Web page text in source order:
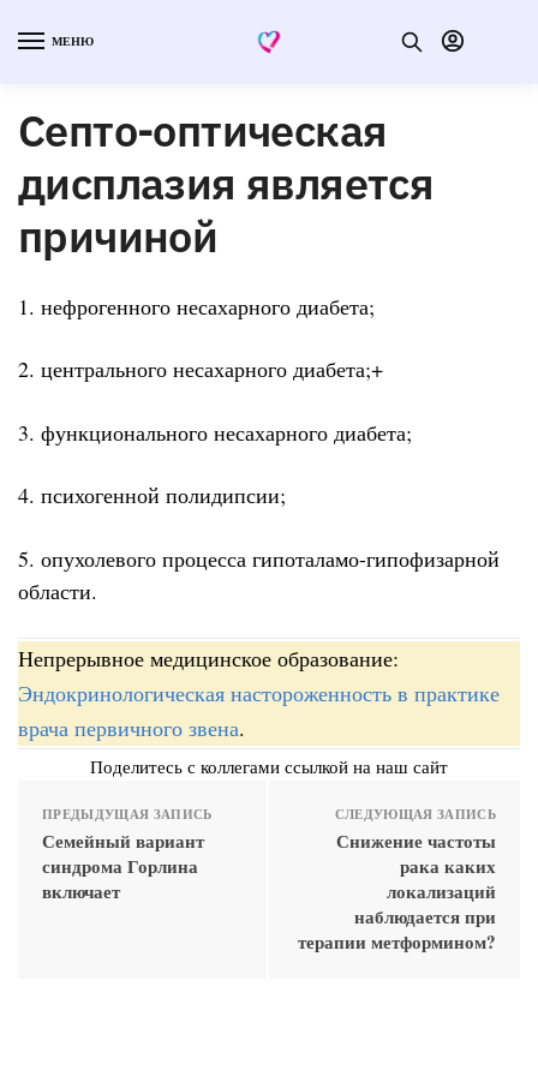
МЕНЮ
Септо-оптическая
дисплазия является
причиной
1. нефрогенного несахарного диабета;
2. центрального несахарного диабета;+
3. функционального несахарного диабета;
4. психогенной полидипсии;
5. опухолевого процесса гипоталамо-гипофизарной
области.
Непрерывное медицинское образование:
Эндокринологическая настороженность в практике
врача первичного звена.
Поделитесь с коллегами ссылкой на наш сайт
ПРЕДЫДУЩАЯ ЗАПИСЬ
Семейный вариант
синдрома Горлина
включает
СЛЕДУЮЩАЯ ЗАПИСЬ
Снижение частоты
рака каких
локализаций
наблюдается при
терапии метформином?